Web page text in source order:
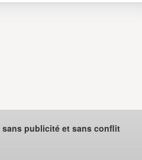
sans publicité et sans conflit